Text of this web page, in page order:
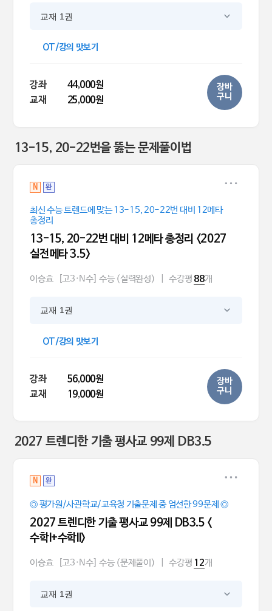
교재 1권
OT/강의 맛보기
강좌
44,000원
교재
25,000원
장바
구니
13-15, 20-22번을 뚫는 문제풀이법
N 완
최신 수능 트렌드에 맞는 13-15, 20-22번 대비 12메타
총정리
13-15, 20-22번 대비 12메타 총정리 <2027
실전메타 3.5>
이승효 [고3·N수] 수능 (실력완성) 수강평 88개
교재 1권
OT/강의 맛보기
강좌
56,000원
교재
19,000원
장바
구니
2027 트렌디한 기출 평사교 99제 DB3.5
N 완
◎ 평가원/사관학교/교육청 기출문제 중 엄선한 99문제 ◎
2027 트렌디한 기출 평사교 99제 DB3.5 <
수학I+수학II>
이승효 [고3·N수] 수능 (문제풀이) 수강평 12개
교재 1권